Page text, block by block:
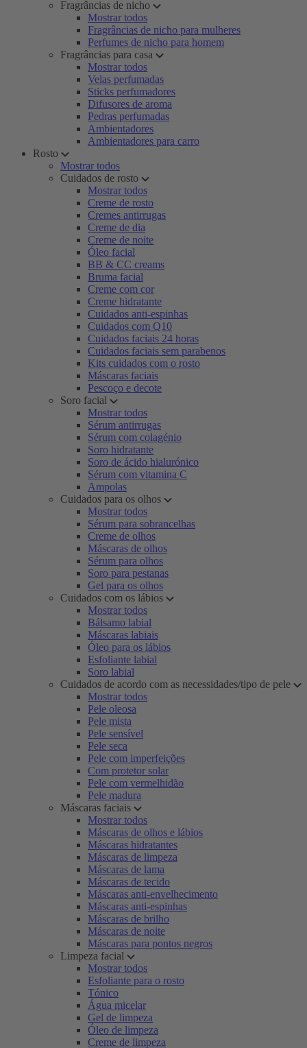
Fragrâncias de nicho
Mostrar todos
Fragrâncias de nicho para mulheres
Perfumes de nicho para homem
Fragrâncias para casa
Mostrar todos
Velas perfumadas
Sticks perfumadores
Difusores de aroma
Pedras perfumadas
Ambientadores
Ambientadores para carro
Rosto
Mostrar todos
Cuidados de rosto
Mostrar todos
Creme de rosto
Cremes antirrugas
Creme de dia
Creme de noite
Óleo facial
BB & CC creams
Bruma facial
Creme com cor
Creme hidratante
Cuidados anti-espinhas
Cuidados com Q10
Cuidados faciais 24 horas
Cuidados faciais sem parabenos
Kits cuidados com o rosto
Máscaras faciais
Pescoço e decote
Soro facial
Mostrar todos
Sérum antirrugas
Sérum com colagénio
Soro hidratante
Soro de ácido hialurónico
Sérum com vitamina C
Ampolas
Cuidados para os olhos
Mostrar todos
Sérum para sobrancelhas
Creme de olhos
Máscaras de olhos
Sérum para olhos
Soro para pestanas
Gel para os olhos
Cuidados com os lábios
Mostrar todos
Bálsamo labial
Máscaras labiais
Óleo para os lábios
Esfoliante labial
Soro labial
Cuidados de acordo com as necessidades/tipo de pele
Mostrar todos
Pele oleosa
Pele mista
Pele sensível
Pele seca
Pele com imperfeições
Com protetor solar
Pele com vermelhidão
Pele madura
Máscaras faciais
Mostrar todos
Máscaras de olhos e lábios
Máscaras hidratantes
Máscaras de limpeza
Máscaras de lama
Máscaras de tecido
Máscaras anti-envelhecimento
Máscaras anti-espinhas
Máscaras de brilho
Máscaras de noite
Máscaras para pontos negros
Limpeza facial
Mostrar todos
Esfoliante para o rosto
Tónico
Água micelar
Gel de limpeza
Óleo de limpeza
Creme de limpeza